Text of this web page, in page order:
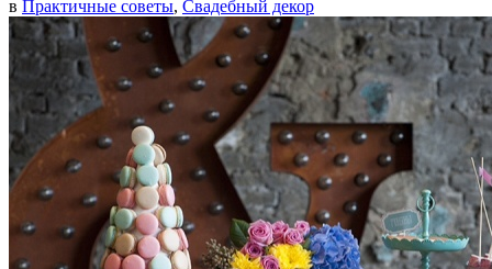
в Практичные советы, Свадебный декор